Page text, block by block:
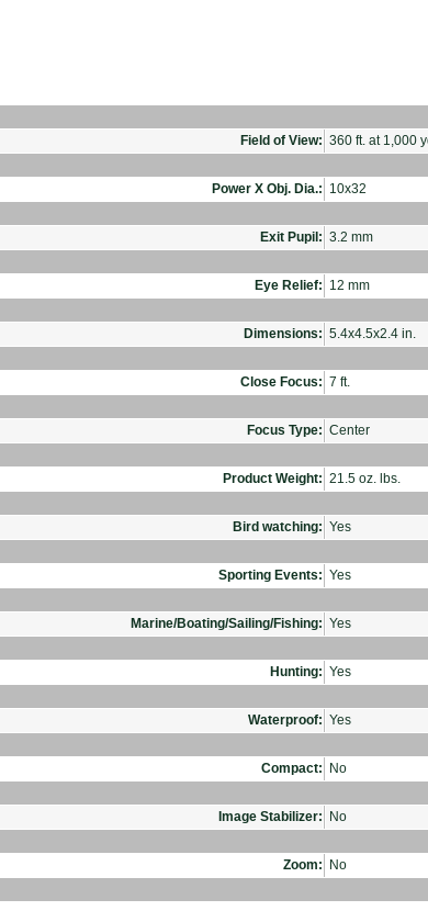
Field of View: 360 ft. at 1,000
Power X Obj. Dia.: 10x32
Exit Pupil: 3.2 mm
Eye Relief: 12 mm
Dimensions: 5.4x4.5x2.4 in.
Close Focus: 7 ft.
Focus Type: Center
Product Weight: 21.5 oz. lbs.
Bird watching: Yes
Sporting Events: Yes
Marine/Boating/Sailing/Fishing: Yes
Hunting: Yes
Waterproof: Yes
Compact: No
Image Stabilizer: No
Zoom: No